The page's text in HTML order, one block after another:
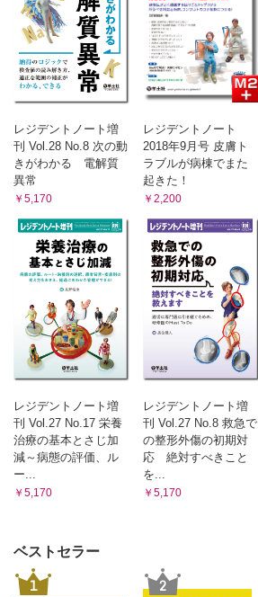
レジデントノート増
刊 Vol.28 No.8 次の動
きがわかる 電解質
異常
￥5,170
レジデントノート
2018年9月号 皮膚ト
ラブルが病棟でまた
起きた！
￥2,200
レジデントノート増
刊 Vol.27 No.17 栄養
治療の基本とさじ加
減～病態の評価、ル
ー...
￥5,170
レジデントノート増
刊 Vol.27 No.8 救急で
の整形外傷の初期対
応 絶対すべきこと
を...
￥5,170
ベストセラー
1 2